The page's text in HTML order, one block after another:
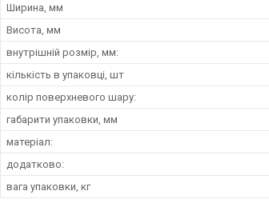
Ширина, мм
Висота, мм
внутрішній розмір, мм:
кількість в упаковці, шт
колір поверхневого шару:
габарити упаковки, мм
матеріал:
додатково:
вага упаковки, кг